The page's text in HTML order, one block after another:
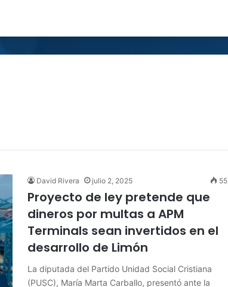
David Rivera julio 2, 2025 55
Proyecto de ley pretende que
dineros por multas a APM
Terminals sean invertidos en el
desarrollo de Limón
La diputada del Partido Unidad Social Cristiana
(PUSC), María Marta Carballo, presentó ante la